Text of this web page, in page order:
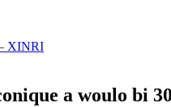
a woulo bi